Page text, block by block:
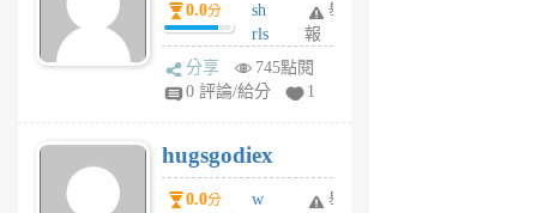
月
前
0.0分
sh
rls
k
m
6
個
月
舉
報
分享
745點閱
0 評論/給分
1
hugsgodiex
0.0分
w
舉